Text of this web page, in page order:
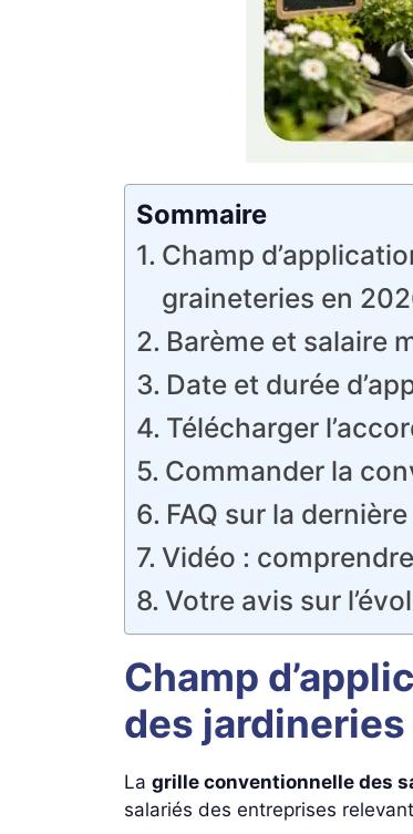
Sommaire
Champ
graineteries en
Barème et salaire
Date et durée
Télécharger
Commander la
FAQ sur la
Vidéo :
Votre avis sur
Champ
des
La grille conventionnelle des
salariés des entreprises